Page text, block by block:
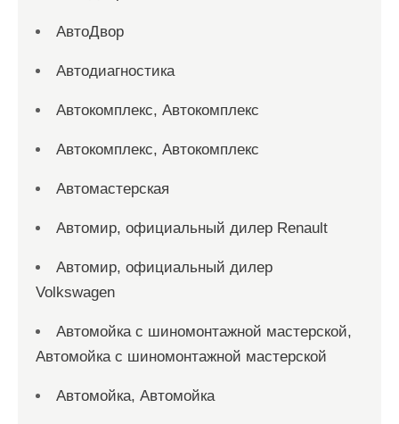
АвтоДвор
Автодиагностика
Автокомплекс, Автокомплекс
Автокомплекс, Автокомплекс
Автомастерская
Автомир, официальный дилер Renault
Автомир, официальный дилер
Volkswagen
Автомойка с шиномонтажной мастерской,
Автомойка с шиномонтажной мастерской
Автомойка, Автомойка